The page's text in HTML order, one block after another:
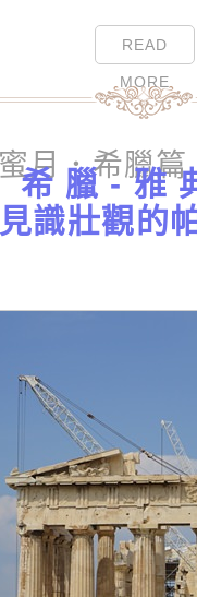
READ
MORE
月．希臘篇
希臘-雅
識壯觀的